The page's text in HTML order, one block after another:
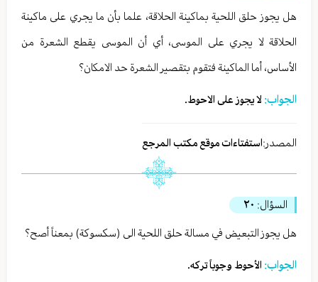
هل يجوز حلق اللحية بماكينة الحلاقة، علما بأن ما يجري على ماكينة
الحلاقة لا يجري على الموسى، أي أن الموسى يقطع الشعرة من
الأساس، أما الماكينة فتقوم بتقصير الشعرة حد الامكان؟
الجواب: لا يجوز على الاحوط.
المصدر:استفتاءات موقع مكتب المرجع
السؤال: ٢٠
هل يجوز التبعيض في مسالة حلق اللحية الى (سكسوكة) بمعناً أصح؟
الجواب: الأحوط وجوباً تركه.